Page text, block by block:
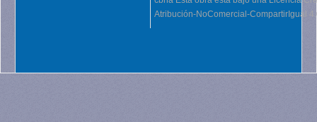
Atribución-NoComercial-CompartirIgual